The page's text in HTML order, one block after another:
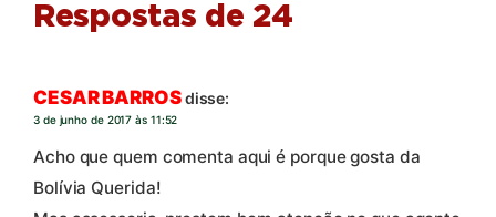
Respostas de 24
CESAR BARROSdisse:
3 de junho de 2017 às 11:52
Acho que quem comenta aqui é porque gosta da
Bolívia Querida!